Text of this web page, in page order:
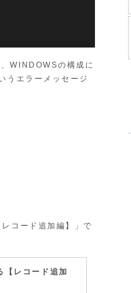
WINDOWSの構成に
うエラーメッセージ
コード追加編】」で
レコード追加